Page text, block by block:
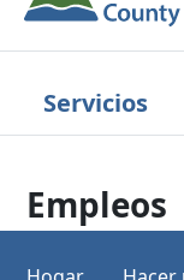
Servicios
Empleos